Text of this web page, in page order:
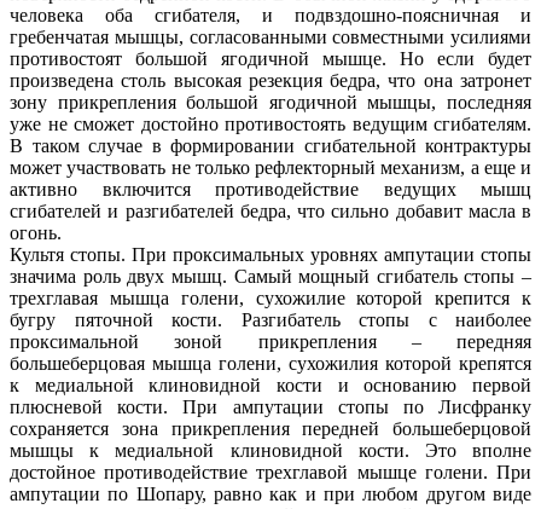
человека оба сгибателя, и подвздошно-поясничная и
гребенчатая мышцы, согласованными совместными усилиями
противостоят большой ягодичной мышце. Но если будет
произведена столь высокая резекция бедра, что она затронет
зону прикрепления большой ягодичной мышцы, последняя
уже не сможет достойно противостоять ведущим сгибателям.
В таком случае в формировании сгибательной контрактуры
может участвовать не только рефлекторный механизм, а еще и
активно включится противодействие ведущих мышц
сгибателей и разгибателей бедра, что сильно добавит масла в
огонь.
Культя стопы. При проксимальных уровнях ампутации стопы
значима роль двух мышц. Самый мощный сгибатель стопы –
трехглавая мышца голени, сухожилие которой крепится к
бугру пяточной кости. Разгибатель стопы с наиболее
проксимальной зоной прикрепления – передняя
большеберцовая мышца голени, сухожилия которой крепятся
к медиальной клиновидной кости и основанию первой
плюсневой кости. При ампутации стопы по Лисфранку
сохраняется зона прикрепления передней большеберцовой
мышцы к медиальной клиновидной кости. Это вполне
достойное противодействие трехглавой мышце голени. При
ампутации по Шопару, равно как и при любом другом виде